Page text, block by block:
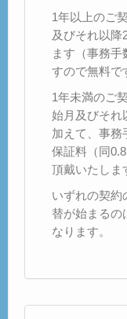
1年以上のご
及びそれ以降
ます（事務
すので無料で
1年未満のご
始月及びそれ
加えて、事務
保証料（同
頂戴いたしま
いずれの契約
替が始まるの
なります。